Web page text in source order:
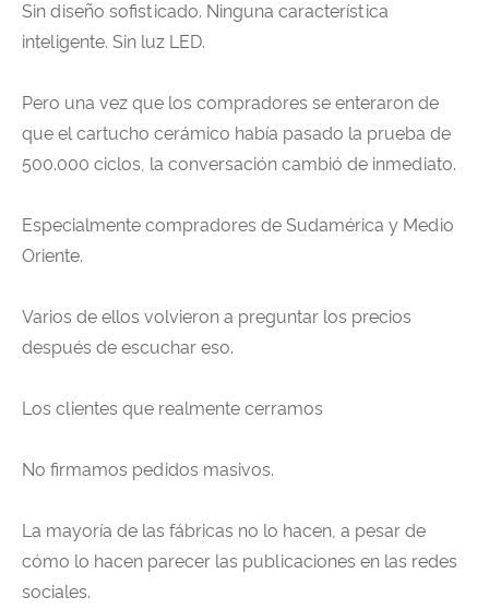
Sin diseño sofisticado. Ninguna característica
inteligente. Sin luz LED.
Pero una vez que los compradores se enteraron de
que el cartucho cerámico había pasado la prueba de
500.000 ciclos, la conversación cambió de inmediato.
Especialmente compradores de Sudamérica y Medio
Oriente.
Varios de ellos volvieron a preguntar los precios
después de escuchar eso.
Los clientes que realmente cerramos
No firmamos pedidos masivos.
La mayoría de las fábricas no lo hacen, a pesar de
cómo lo hacen parecer las publicaciones en las redes
sociales.